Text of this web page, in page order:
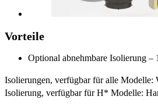
Vorteile
Optional abnehmbare Isolierung –
Isolierungen, verfügbar für alle Modelle:
Isolierung, verfügbar für H* Modelle: